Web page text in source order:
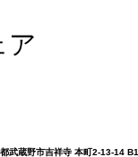
武蔵野市吉祥寺 本町2-13-14 B1